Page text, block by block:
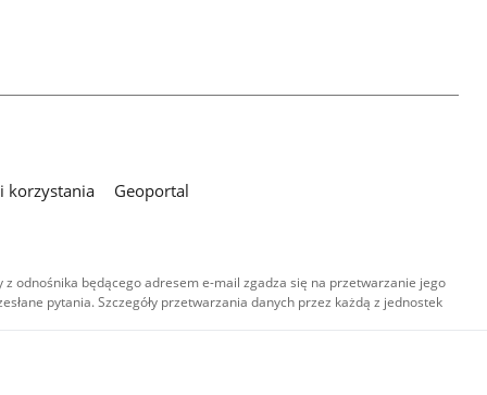
korzystania
Geoportal
odnośnika będącego adresem e-mail zgadza się na przetwarzanie jego
pytania. Szczegóły przetwarzania danych przez każdą z jednostek